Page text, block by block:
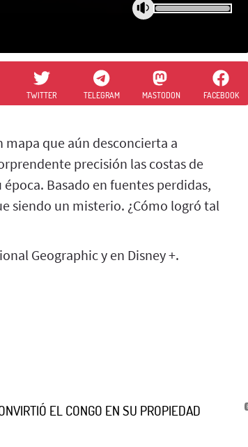
TWITTER TELEGRAM MASTODON FACEBOOK
que aún desconcierta a
precisión las costas de
Basado en fuentes perdidas,
siendo un misterio. ¿Cómo logró tal
Geographic y en Disney +.
EL CONGO EN SU PROPIEDAD